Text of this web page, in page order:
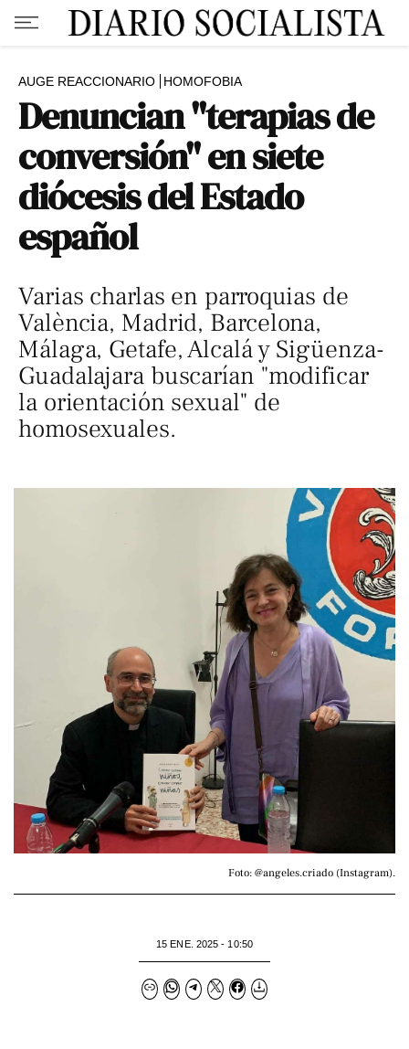
AUGE REACCIONARIO HOMOFOBIA
Denuncian "terapias de
conversión" en siete
diócesis del Estado
español
Varias charlas en parroquias de
València, Madrid, Barcelona,
Málaga, Getafe, Alcalá y Sigüenza-
Guadalajara buscarían "modificar
la orientación sexual" de
homosexuales.
Foto: @angeles.criado (Instagram).
15 ENE. 2025 - 10:50